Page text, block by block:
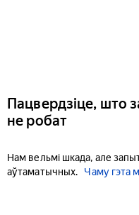
Пацвердзіце, што
не робат
Нам вельмі шкада, але
аўтаматычных.
Чаму гэта